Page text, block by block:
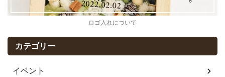
ロゴ入れについて
カテゴリー
イベント